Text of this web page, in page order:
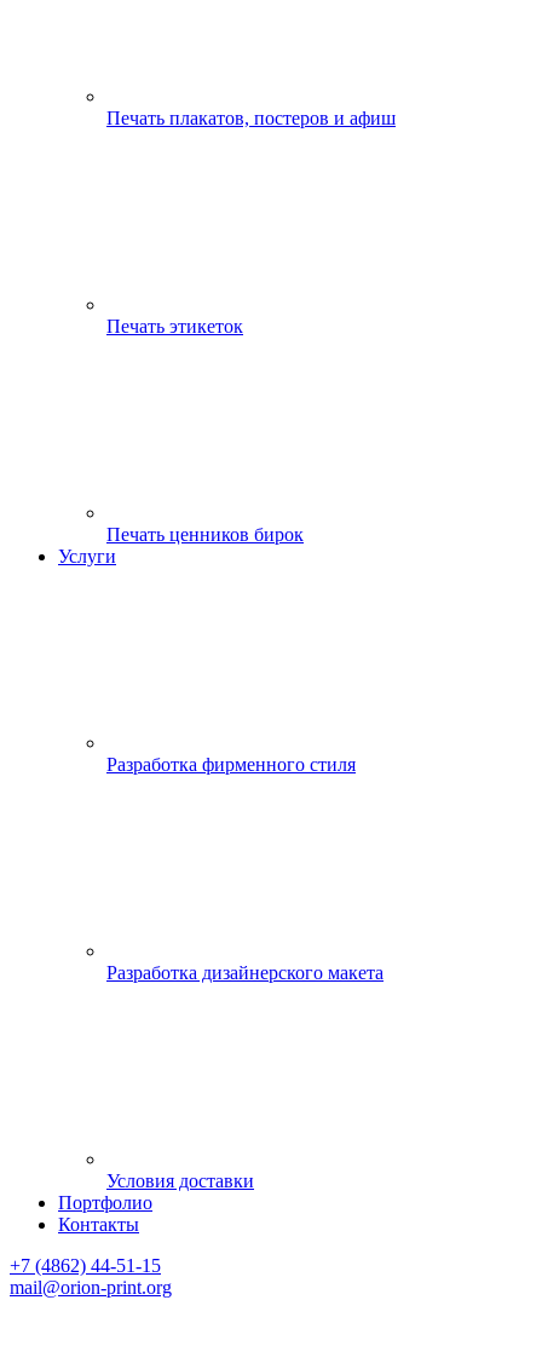
Печать плакатов, постеров и афиш
Печать этикеток
Печать ценников бирок
Услуги
Разработка фирменного стиля
Разработка дизайнерского макета
Условия доставки
Портфолио
Контакты
+7 (4862) 44-51-15
mail@orion-print.org